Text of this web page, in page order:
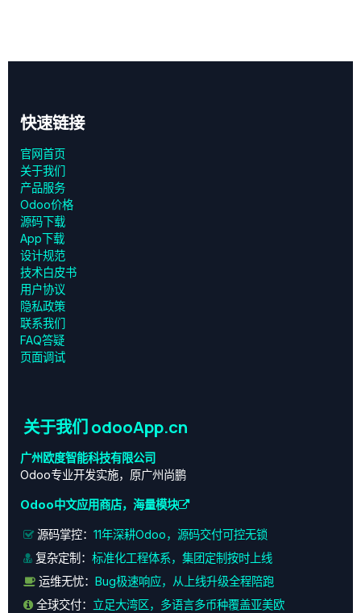
快速链接
官网首页
关于我们
产品服务
Odoo价格
源码下载
App下载
设计规范
技术白皮书
用户协议
‎隐私政策‎
联系我们
FAQ答疑
页面调试
关于我们 odooApp.cn
广州欧度智能科技有限公司
Odoo专业开发实施，原广州尚鹏
Odoo中文应用商店，海量模块
源码掌控： 11年深耕Odoo，源码交付可控无锁
复杂定制： 标准化工程体系，集团定制按时上线
运维无忧： Bug极速响应，从上线升级全程陪跑
全球交付： 立足大湾区，多语言多币种覆盖亚美欧